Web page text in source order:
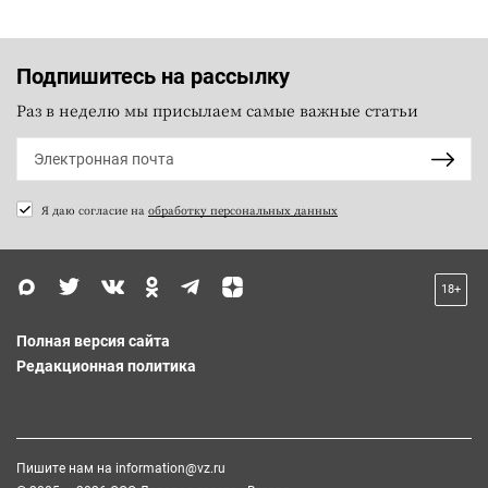
Подпишитесь на рассылку
Раз в неделю мы присылаем самые важные статьи
Я даю согласие на обработку персональных данных
18+
Полная версия сайта
Редакционная политика
Пишите нам на information@vz.ru